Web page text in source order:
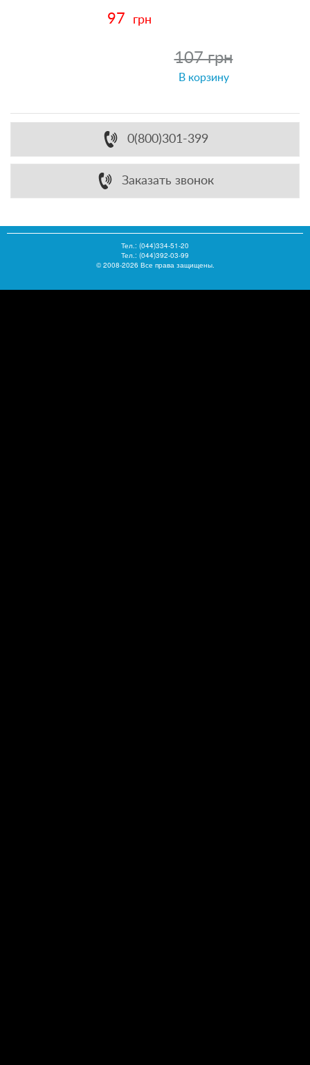
97 грн
107 грн
В корзину
0(800)301-399
Заказать звонок
Тел.: (044)334-51-20
Тел.: (044)392-03-99
© 2008-2026 Все права защищены.